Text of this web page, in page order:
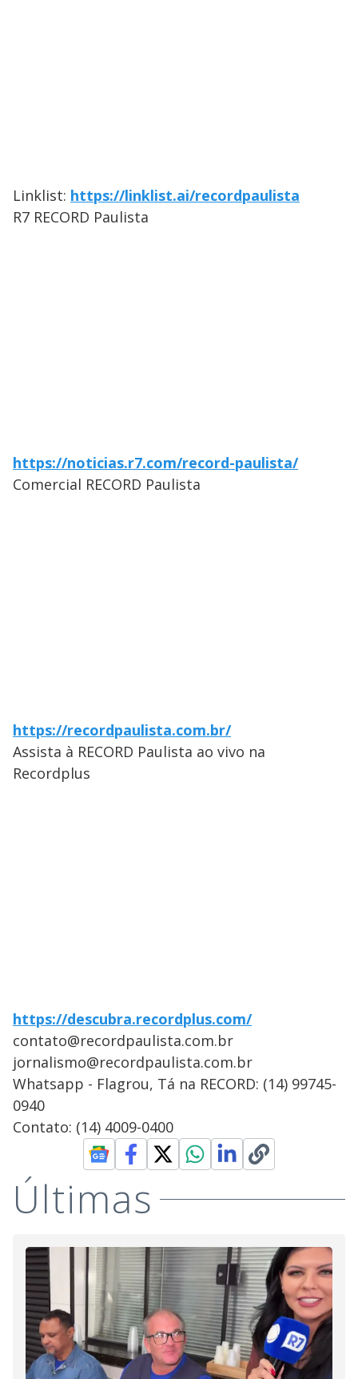
Linklist: https://linklist.ai/recordpaulista
R7 RECORD Paulista
https://noticias.r7.com/record-paulista/
Comercial RECORD Paulista
https://recordpaulista.com.br/
Assista à RECORD Paulista ao vivo na
Recordplus
https://descubra.recordplus.com/
contato@recordpaulista.com.br
jornalismo@recordpaulista.com.br
Whatsapp - Flagrou, Tá na RECORD: (14) 99745-
0940
Contato: (14) 4009-0400
Últimas